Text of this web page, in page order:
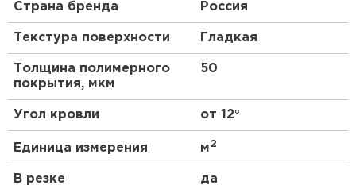
Страна бренда Россия
Текстура поверхности Гладкая
Толщина полимерного
покрытия, мкм
50
Угол кровли от 12°
Единица измерения м2
В резке да